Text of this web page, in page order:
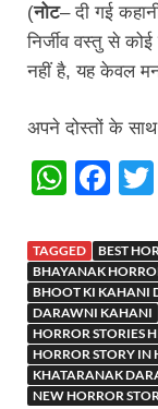
(नोट– दी गई
निर्जीव वस्तु से
नहीं है, यह केवल
अपने दोस्तों के
W
at
s
A
p
p
F
c
e
b
o
o
TAGGED
BEST
BHAYANAK
BHOOT KI KAHANI
DARAWNI KAHANI
HORROR STORIES
HORROR STORY IN
KHATARANAK
NEW HORROR